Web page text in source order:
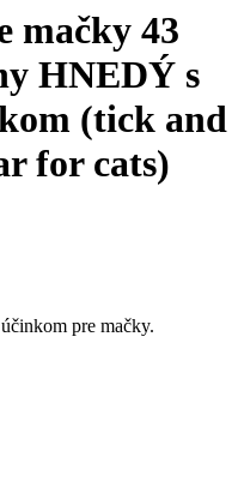
mačky 43
HNEDÝ s
(tick and
for cats)
pre mačky.